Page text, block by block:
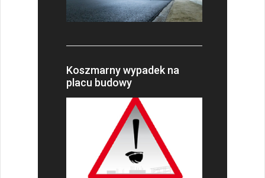
Koszmarny wypadek na
placu budowy